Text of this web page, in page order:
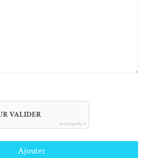
VALIDER
IconCaptcha ©
Ajouter